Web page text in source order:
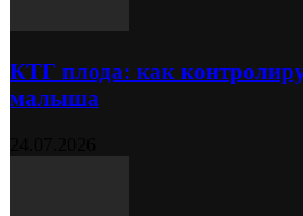
КТГ плода: как
малыша